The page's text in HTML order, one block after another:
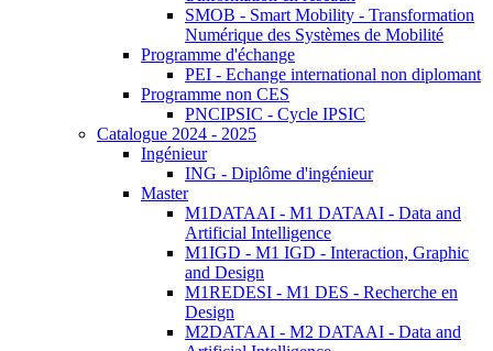
SMOB - Smart Mobility - Transformation
Numérique des Systèmes de Mobilité
Programme d'échange
PEI - Echange international non diplomant
Programme non CES
PNCIPSIC - Cycle IPSIC
Catalogue 2024 - 2025
Ingénieur
ING - Diplôme d'ingénieur
Master
M1DATAAI - M1 DATAAI - Data and
Artificial Intelligence
M1IGD - M1 IGD - Interaction, Graphic
and Design
M1REDESI - M1 DES - Recherche en
Design
M2DATAAI - M2 DATAAI - Data and